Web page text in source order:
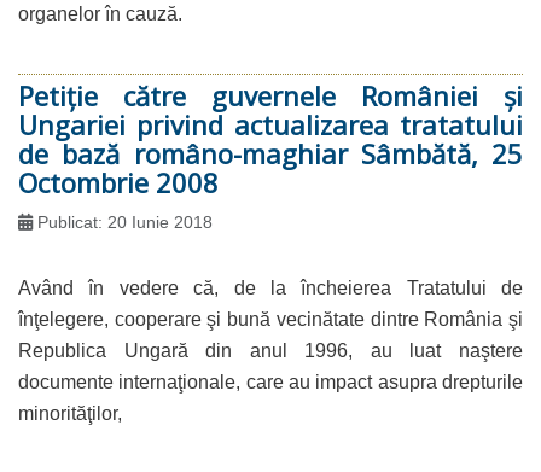
organelor în cauză.
Petiţie către guvernele României şi
Ungariei privind actualizarea tratatului
de bază româno-maghiar Sâmbătă, 25
Octombrie 2008
Publicat: 20 Iunie 2018
Având în vedere că, de la încheierea Tratatului de
înţelegere, cooperare şi bună vecinătate dintre România şi
Republica Ungară din anul 1996, au luat naştere
documente internaţionale, care au impact asupra drepturile
minorităţilor,